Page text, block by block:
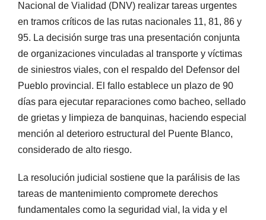
Nacional de Vialidad (DNV) realizar tareas urgentes
en tramos críticos de las rutas nacionales 11, 81, 86 y
95. La decisión surge tras una presentación conjunta
de organizaciones vinculadas al transporte y víctimas
de siniestros viales, con el respaldo del Defensor del
Pueblo provincial. El fallo establece un plazo de 90
días para ejecutar reparaciones como bacheo, sellado
de grietas y limpieza de banquinas, haciendo especial
mención al deterioro estructural del Puente Blanco,
considerado de alto riesgo.
La resolución judicial sostiene que la parálisis de las
tareas de mantenimiento compromete derechos
fundamentales como la seguridad vial, la vida y el